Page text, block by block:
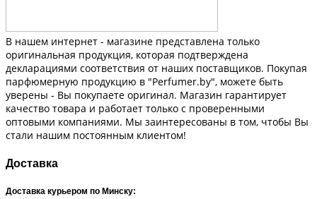
В нашем интернет - магазине представлена только
оригинальная продукция, которая подтверждена
декларациями соответствия от наших поставщиков. Покупая
парфюмерную продукцию в "Perfumer.by", можете быть
уверены - Вы покупаете оригинал. Магазин гарантирует
качество товара и работает только с проверенными
оптовыми компаниями. Мы заинтересованы в том, чтобы Вы
стали нашим постоянным клиентом!
Доставка
Доставка курьером по Минску: